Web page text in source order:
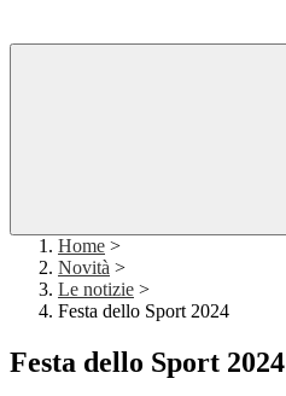
Home >
Novità >
Le notizie >
Festa dello Sport 2024
Festa dello Sport 2024